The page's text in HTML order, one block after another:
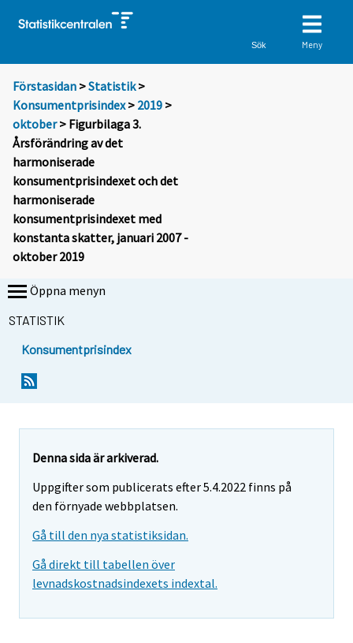
Sök Meny
Förstasidan >Statistik >
Konsumentprisindex> 2019 >
oktober> Figurbilaga 3.
Årsförändring av det
harmoniserade
konsumentprisindexet och det
harmoniserade
konsumentprisindexet med
konstanta skatter, januari 2007 -
oktober 2019
Öppna menyn
STATISTIK
Konsumentprisindex
Denna sida är arkiverad.
Uppgifter som publicerats efter 5.4.2022 finns på
den förnyade webbplatsen.
Gå till den nya statistiksidan.
Gå direkt till tabellen över
levnadskostnadsindexets indextal.